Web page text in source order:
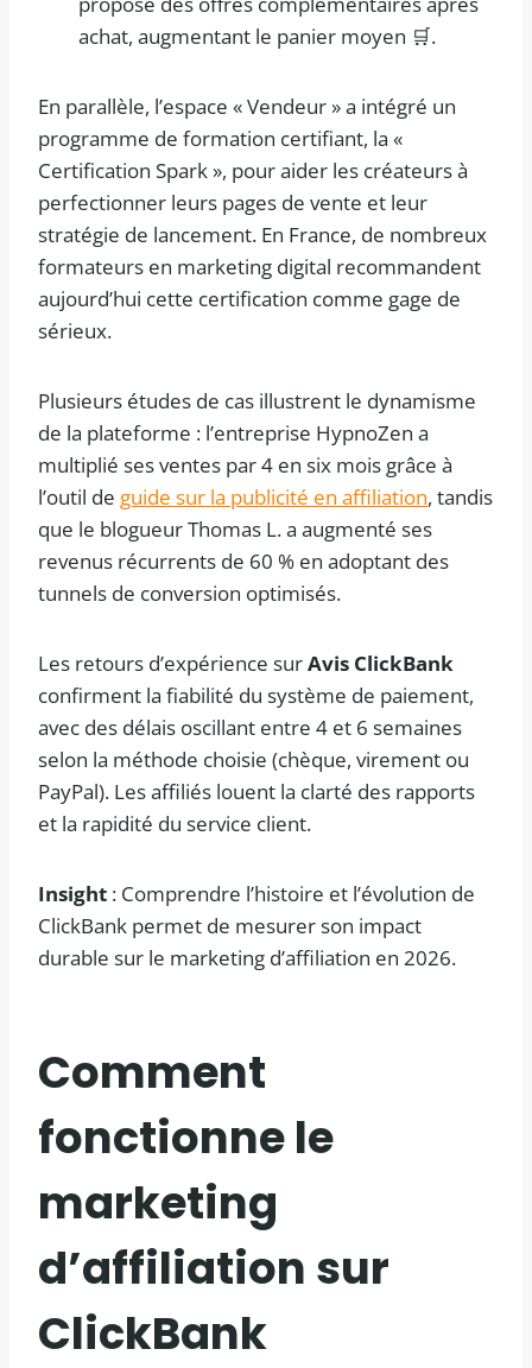
achat, augmentant le panier moyen 🛒.
En parallèle, l’espace « Vendeur » a intégré un
programme de formation certifiant, la «
Certification Spark », pour aider les créateurs à
perfectionner leurs pages de vente et leur
stratégie de lancement. En France, de nombreux
formateurs en marketing digital recommandent
aujourd’hui cette certification comme gage de
sérieux.
Plusieurs études de cas illustrent le dynamisme
de la plateforme : l’entreprise HypnoZen a
multiplié ses ventes par 4 en six mois grâce à
l’outil de guide sur la publicité en affiliation, tandis
que le blogueur Thomas L. a augmenté ses
revenus récurrents de 60 % en adoptant des
tunnels de conversion optimisés.
Les retours d’expérience surAvis ClickBank
confirment la fiabilité du système de paiement,
avec des délais oscillant entre 4 et 6 semaines
selon la méthode choisie (chèque, virement ou
PayPal). Les affiliés louent la clarté des rapports
et la rapidité du service client.
Insight : Comprendre l’histoire et l’évolution de
ClickBank permet de mesurer son impact
durable sur le marketing d’affiliation en 2026.
Comment
fonctionne le
marketing
d’affiliation sur
ClickBank